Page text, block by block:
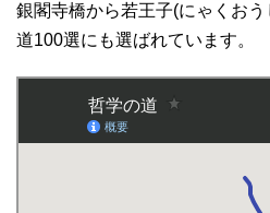
銀閣寺橋から若王子(にゃくお
道100選にも選ばれています。